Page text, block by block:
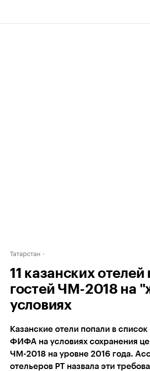
Татарстан
11 казанских
гостей ЧМ-2018 на
условиях
Казанские отели попали в
ФИФА на условиях сохранения
ЧМ-2018 на уровне 2016 года.
отельеров РТ назвала эти